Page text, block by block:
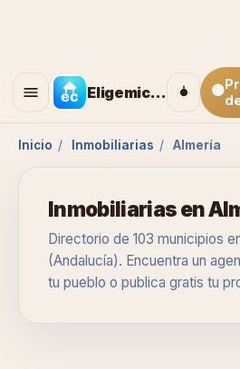
Eligemicasa 🟡
Inicio / Inmobiliarias / Almería
Inmobiliarias en
Directorio de 103 municipios
(Andalucía). Encuentra un
tu pueblo o publica gratis tu